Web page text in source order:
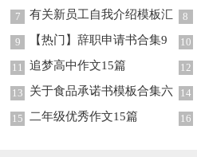
集九篇
7
有关新员工自我介绍模板汇
总四篇
8
9
【热门】辞职申请书合集9
篇
10
11 追梦高中作文15篇 12
13
关于食品承诺书模板合集六
篇
14
15 二年级优秀作文15篇 16